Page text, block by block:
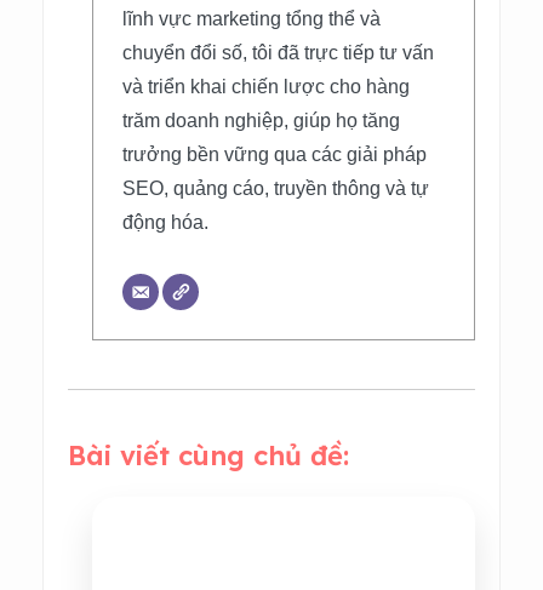
lĩnh vực marketing tổng thể và
chuyển đổi số, tôi đã trực tiếp tư vấn
và triển khai chiến lược cho hàng
trăm doanh nghiệp, giúp họ tăng
trưởng bền vững qua các giải pháp
SEO, quảng cáo, truyền thông và tự
động hóa.
Bài viết cùng chủ đề: